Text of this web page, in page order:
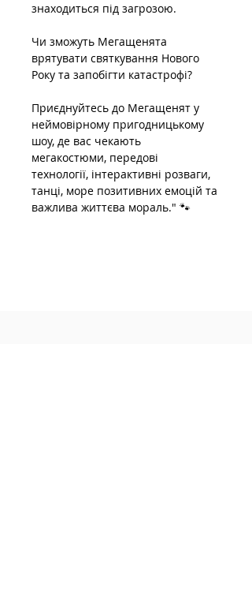
знаходиться під загрозою.
Чи зможуть Мегащенята
врятувати святкування Нового
Року та запобігти катастрофі?
Приєднуйтесь до Мегащенят у
неймовірному пригодницькому
шоу, де вас чекають
мегакостюми, передові
технології, інтерактивні розваги,
танці, море позитивних емоцій та
важлива життєва мораль." 🐾